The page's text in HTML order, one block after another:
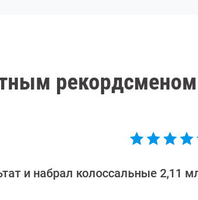
рекордсменом
и набрал колоссальные 2,11